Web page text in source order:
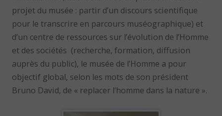
projet du musée : partir d’un discours scientifique
pour le transcrire en parcours muséographique) et
d’un centre de ressources sur l’évolution de l’Homme
et des sociétés (recherche, formation, diffusion
auprès du public), le musée de l’Homme a pour
objectif global, selon les mots de son président
Bruno David, de « replacer l’homme dans la nature ».